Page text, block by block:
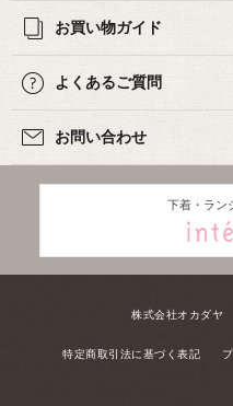
お買い物ガイド
よくあるご質問
お問い合わせ
下着・ラン
株式会社オカダヤ
特定商取引法に基づく表記